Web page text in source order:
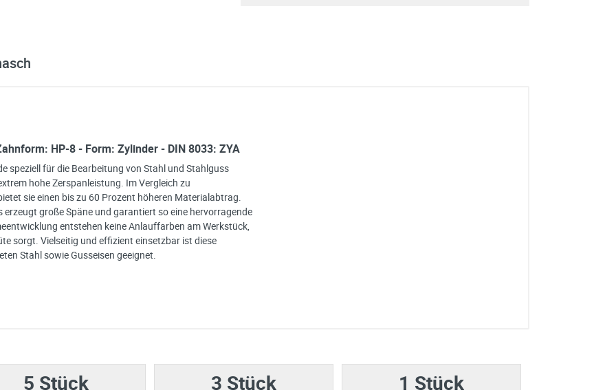
HP-8 - Form: Zylinder - DIN 8033: ZYA
speziell für die Bearbeitung von Stahl und Stahlguss
hohe Zerspanleistung. Im Vergleich zu
sie einen bis zu 60 Prozent höheren Materialabtrag.
erzeugt große Späne und garantiert so eine hervorragende
entstehen keine Anlauffarben am Werkstück,
sorgt. Vielseitig und effizient einsetzbar ist diese
Stahl sowie Gusseisen geeignet.
5 Stück 3 Stück 1 Stück